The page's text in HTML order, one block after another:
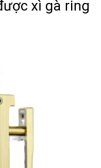
xì gà ring